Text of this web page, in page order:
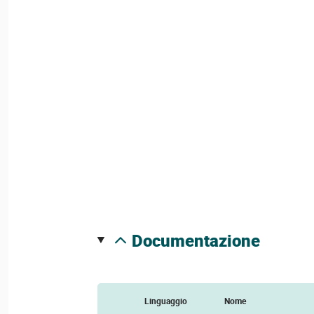
documentazione
Linguaggio Nome